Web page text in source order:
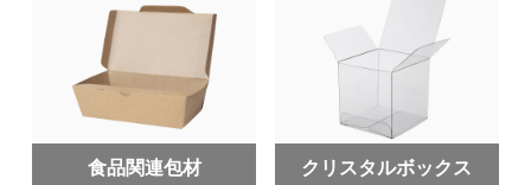
食品関連包材 クリスタルボックス